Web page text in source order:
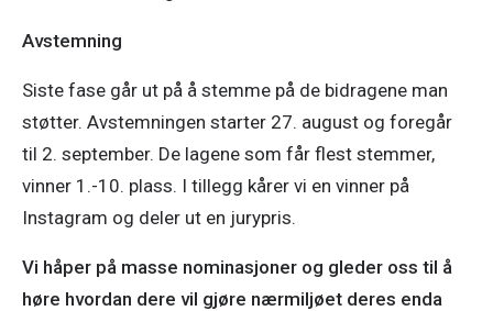
Avstemning
Siste fase går ut på å stemme på de bidragene man
støtter. Avstemningen starter 27. august og foregår
til 2. september. De lagene som får flest stemmer,
vinner 1.-10. plass. I tillegg kårer vi en vinner på
Instagram og deler ut en jurypris.
Vi håper på masse nominasjoner og gleder oss til å
høre hvordan dere vil gjøre nærmiljøet deres enda